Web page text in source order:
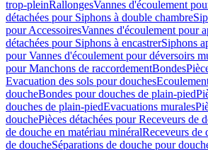
trop-pleinRallongesVannes d'écoulement
détachées pour Siphons à double chambre
pour AccessoiresVannes d'écoulement pour
détachées pour Siphons à encastrerSiphons
pour Vannes d'écoulement pour déversoirs
pour Manchons de raccordementBondes
Evacuation des sols pour douches
doucheBondes pour douches de plain-pied
douches de plain-piedEvacuations murales
douchePièces détachées pour Receveurs de
de douche en matériau minéralReceveurs de
de doucheSéparations de douche pour